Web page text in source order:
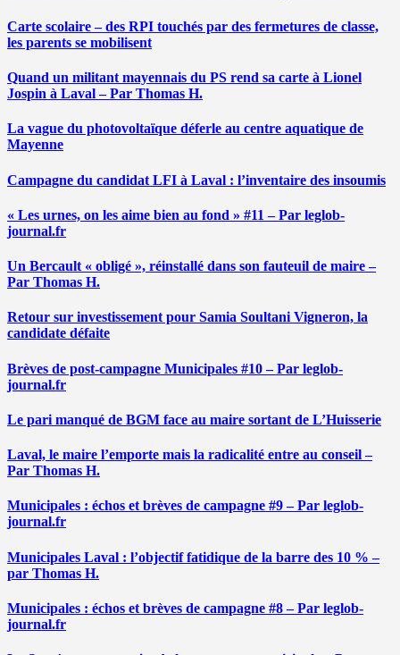
Carte scolaire – des RPI touchés par des fermetures de classe,
les parents se mobilisent
Quand un militant mayennais du PS rend sa carte à Lionel
Jospin à Laval – Par Thomas H.
La vague du photovoltaïque déferle au centre aquatique de
Mayenne
Campagne du candidat LFI à Laval : l’inventaire des insoumis
« Les urnes, on les aime bien au fond » #11 – Par leglob-
journal.fr
Un Bercault « obligé », réinstallé dans son fauteuil de maire –
Par Thomas H.
Retour sur investissement pour Samia Soultani Vigneron, la
candidate défaite
Brèves de post-campagne Municipales #10 – Par leglob-
journal.fr
Le pari manqué de BGM face au maire sortant de L’Huisserie
Laval, le maire l’emporte mais la radicalité entre au conseil –
Par Thomas H.
Municipales : échos et brèves de campagne #9 – Par leglob-
journal.fr
Municipales Laval : l’objectif fatidique de la barre des 10 % –
par Thomas H.
Municipales : échos et brèves de campagne #8 – Par leglob-
journal.fr